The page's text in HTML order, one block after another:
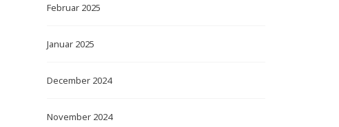
Februar 2025
Januar 2025
December 2024
November 2024